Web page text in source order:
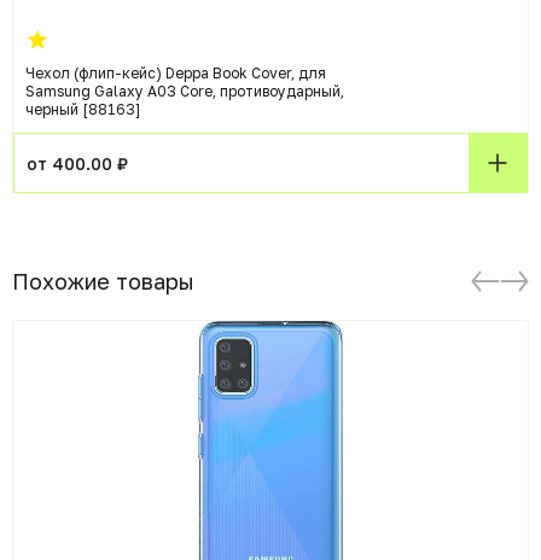
Чехол (флип-кейс) Deppa Book Cover, для
Samsung Galaxy A03 Core, противоударный,
черный [88163]
от 400.00 ₽
Похожие товары